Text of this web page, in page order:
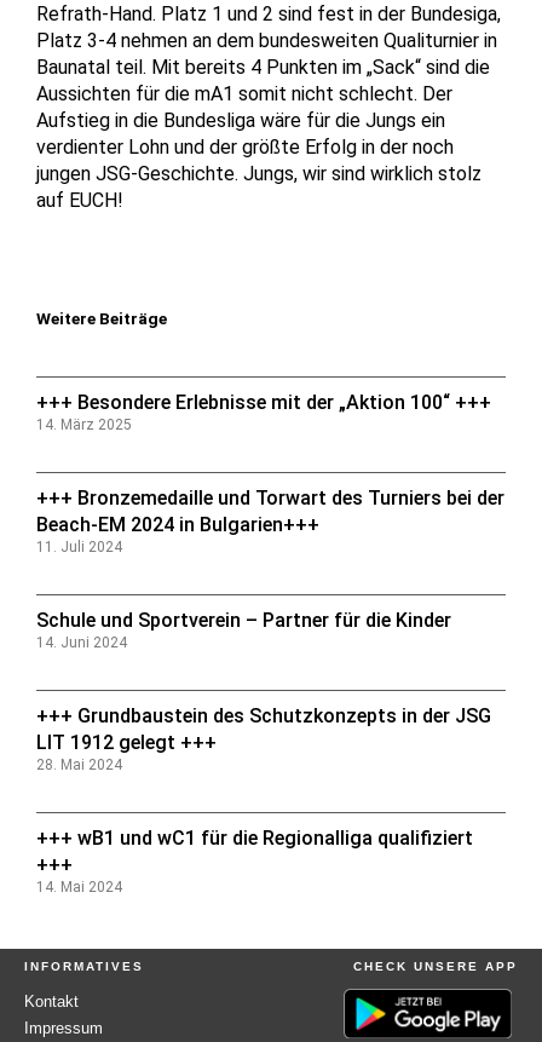
Weitere Beiträge
+++ Besondere Erlebnisse mit der „Aktion 100“ +++
14. März 2025
+++ Bronzemedaille und Torwart des Turniers bei der
Beach-EM 2024 in Bulgarien+++
11. Juli 2024
Schule und Sportverein – Partner für die Kinder
14. Juni 2024
+++ Grundbaustein des Schutzkonzepts in der JSG
LIT 1912 gelegt +++
28. Mai 2024
+++ wB1 und wC1 für die Regionalliga qualifiziert
+++
14. Mai 2024
Refrath-Hand. Platz 1 und 2 sind fest in der Bundesiga,
Platz 3-4 nehmen an dem bundesweiten Qualiturnier in
Baunatal teil. Mit bereits 4 Punkten im „Sack“ sind die
Aussichten für die mA1 somit nicht schlecht. Der
Aufstieg in die Bundesliga wäre für die Jungs ein
verdienter Lohn und der größte Erfolg in der noch
jungen JSG-Geschichte. Jungs, wir sind wirklich stolz
auf EUCH!
INFORMATIVES
Kontakt
Impressum
CHECK UNSERE APP